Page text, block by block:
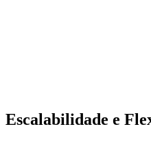
Escalabilidade e